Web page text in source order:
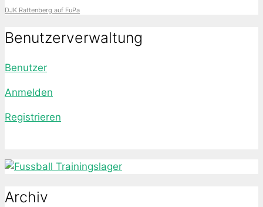
DJK Rattenberg auf FuPa
Benutzerverwaltung
Benutzer
Anmelden
Registrieren
Archiv